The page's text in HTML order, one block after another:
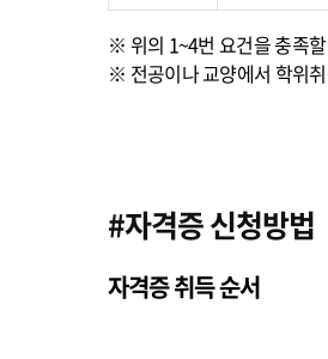
※ 위의 1~4번 요건을 충족
※ 전공이나 교양에서 학위
#자격증 신청방법
자격증 취득 순서